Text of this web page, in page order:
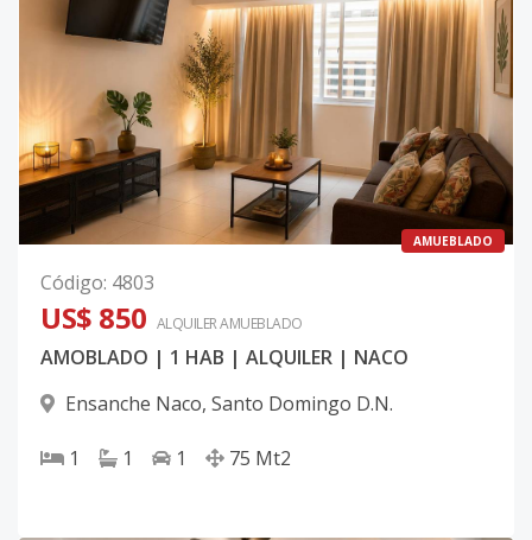
AMUEBLADO
Código: 4803
US$ 850 ALQUILERAMUEBLADO
AMOBLADO | 1 HAB | ALQUILER | NACO
Ensanche Naco, Santo Domingo D.N.
1 1 1 75 Mt2